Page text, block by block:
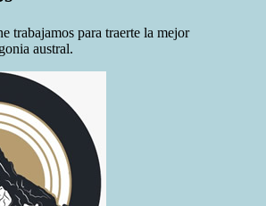
trabajamos para traerte la mejor
austral.